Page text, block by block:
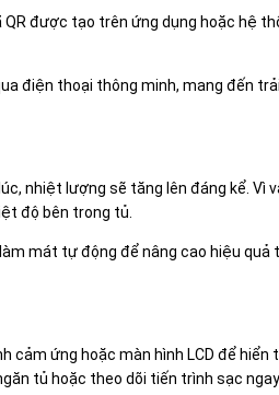
QR được tạo trên ứng dụng hoặc hệ
điện thoại thông minh, mang đến
nhiệt lượng sẽ tăng lên đáng kể. Vì
độ bên trong tủ.
mát tự động để nâng cao hiệu quả
cảm ứng hoặc màn hình LCD để hiển
tủ hoặc theo dõi tiến trình sạc